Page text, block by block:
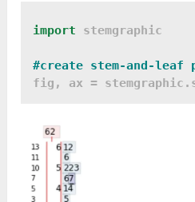
import stemgraphic
fig, ax =